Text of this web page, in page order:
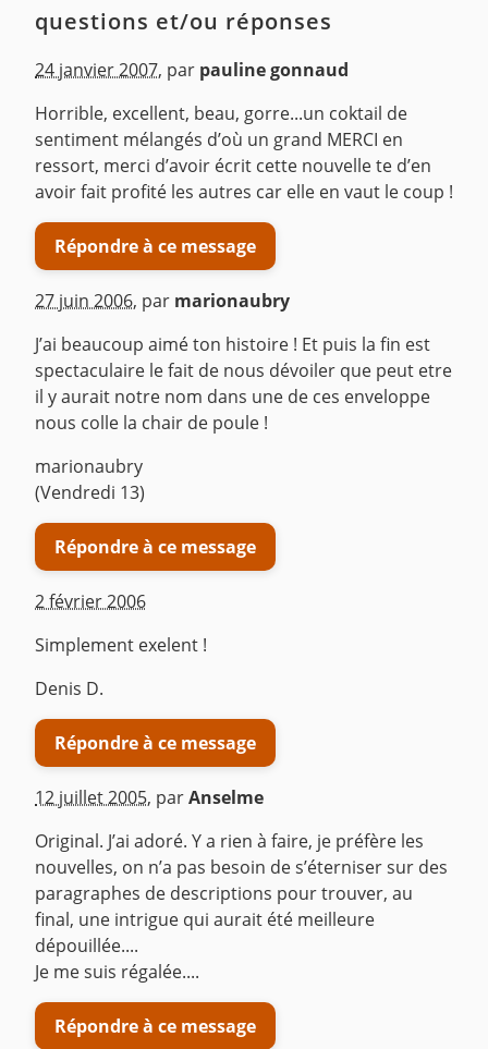
questions et/ou réponses
24 janvier 2007, par pauline gonnaud
Horrible, excellent, beau, gorre...un coktail de
sentiment mélangés d’où un grand MERCI en
ressort, merci d’avoir écrit cette nouvelle te d’en
avoir fait profité les autres car elle en vaut le coup !
Répondre à ce message
27 juin 2006, par marionaubry
J’ai beaucoup aimé ton histoire ! Et puis la fin est
spectaculaire le fait de nous dévoiler que peut etre
il y aurait notre nom dans une de ces enveloppe
nous colle la chair de poule !
marionaubry
(Vendredi 13)
Répondre à ce message
2 février 2006
Simplement exelent !
Denis D.
Répondre à ce message
12 juillet 2005, parAnselme
Original. J’ai adoré. Y a rien à faire, je préfère les
nouvelles, on n’a pas besoin de s’éterniser sur des
paragraphes de descriptions pour trouver, au
final, une intrigue qui aurait été meilleure
dépouillée....
Je me suis régalée....
Répondre à ce message